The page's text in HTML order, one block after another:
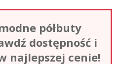
półbuty
dostępność i
najlepszej cenie!